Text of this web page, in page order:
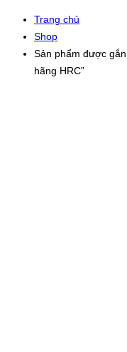
Trang chủ
Shop
Sản phẩm được
hãng HRC”